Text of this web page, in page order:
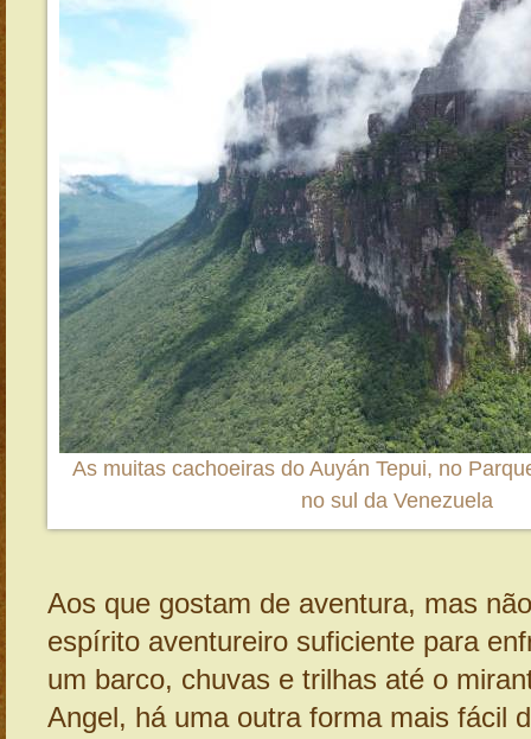
As muitas cachoeiras do Auyán Tepui, no
no sul da Venezuela
Aos que gostam de aventura, mas
espírito aventureiro suficiente para
um barco, chuvas e trilhas até o
Angel, há uma outra forma mais fácil